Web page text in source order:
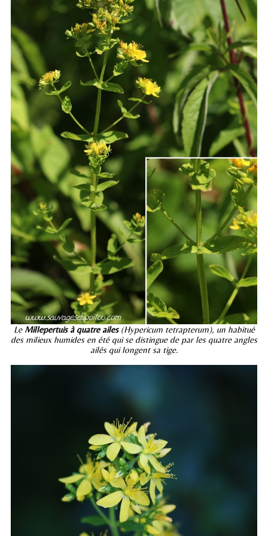
Le Millepertuis à quatre ailes(Hypericum tetrapterum), un habitué
des milieux humides en été qui se distingue de par les quatre angles
ailés qui longent sa tige.